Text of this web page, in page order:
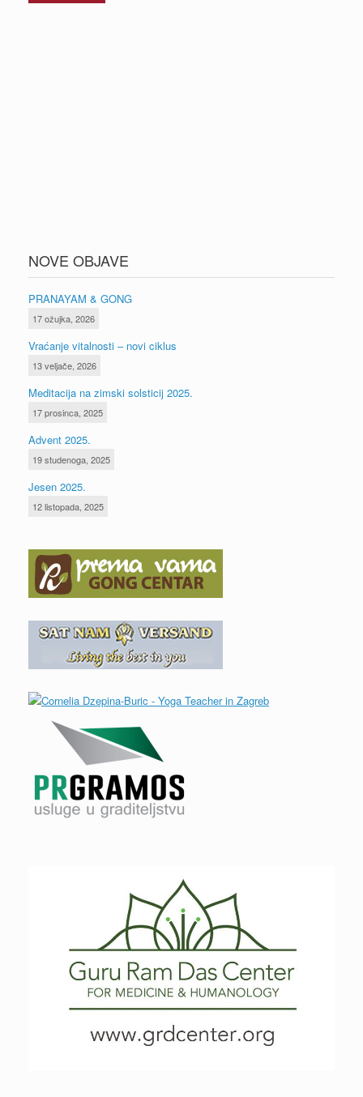
NOVE OBJAVE
PRANAYAM & GONG
17 ožujka, 2026
Vraćanje vitalnosti – novi ciklus
13 veljače, 2026
Meditacija na zimski solsticij 2025.
17 prosinca, 2025
Advent 2025.
19 studenoga, 2025
Jesen 2025.
12 listopada, 2025